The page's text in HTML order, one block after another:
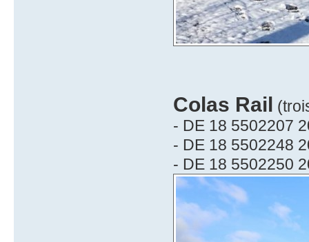
Colas Rail
- DE 18 5502207
- DE 18 5502248
- DE 18 5502250